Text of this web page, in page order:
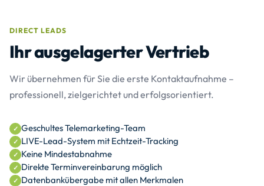
DIRECT LEADS
Ihr ausgelagerter Vertrieb
Wir übernehmen für Sie die erste Kontaktaufnahme –
professionell, zielgerichtet und erfolgsorientiert.
Geschultes Telemarketing-Team
LIVE-Lead-System mit Echtzeit-Tracking
Keine Mindestabnahme
Direkte Terminvereinbarung möglich
Datenbankübergabe mit allen Merkmalen